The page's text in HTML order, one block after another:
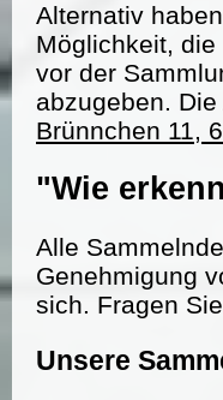
Alternativ
Möglichkeit,
vor der
abzugeben.
Brünnchen 11,
"Wie
Alle
Genehmigung
sich. Fragen
Unsere